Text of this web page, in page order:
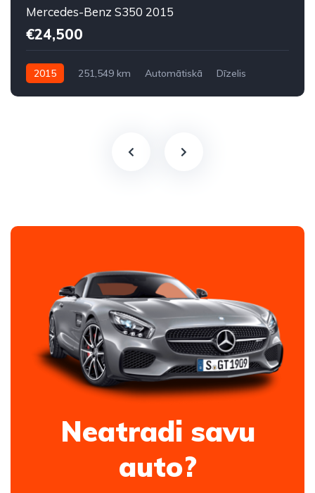
Mercedes-Benz S350 2015
€24,500
2015 251,549 km Automātiskā
Dīzelis
Neatradi savu
auto?